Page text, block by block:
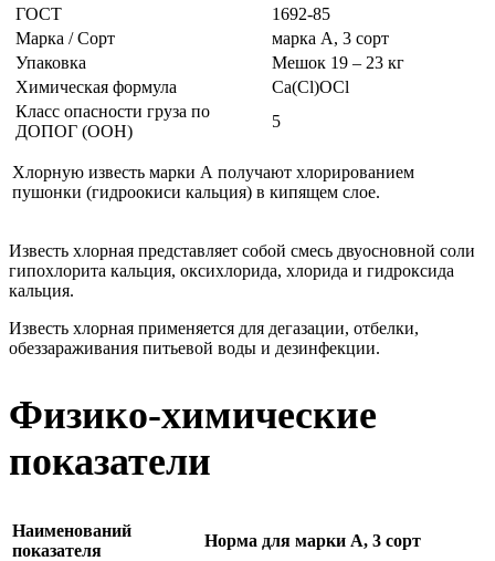
ГОСТ
1692-85
Марка / Сорт
марка А, 3 сорт
Упаковка
Мешок 19 – 23 кг
Химическая формула
Ca(Cl)OCl
Класс опасности груза по
ДОПОГ (ООН)
5
Хлорную известь марки А получают хлорированием
пушонки (гидроокиси кальция) в кипящем слое.
Известь хлорная представляет собой смесь двуосновной соли
гипохлорита кальция, оксихлорида, хлорида и гидроксида
кальция.
Известь хлорная применяется для дегазации, отбелки,
обеззараживания питьевой воды и дезинфекции.
Физико-химические
показатели
Наименований
показателя
Норма для марки А, 3 сорт